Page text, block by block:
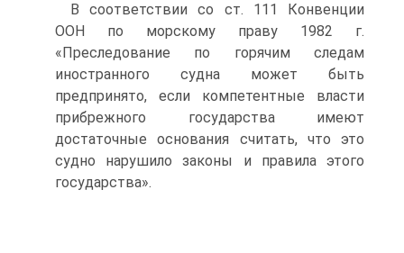
В соответствии со ст. 111 Конвенции
ООН по морскому праву 1982 г.
«Преследование по горячим следам
иностранного судна может быть
предпринято, если компетентные власти
прибрежного государства имеют
достаточные основания считать, что это
судно нарушило законы и правила этого
государства».